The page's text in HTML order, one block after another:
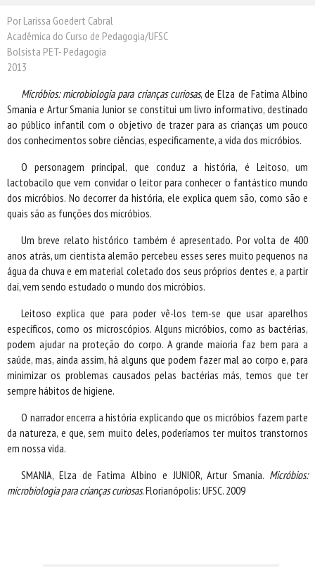
Por Larissa Goedert Cabral
Acadêmica do Curso de Pedagogia/UFSC
Bolsista PET- Pedagogia
2013
Micróbios: microbiologia para crianças curiosas, de Elza de Fatima Albino
Smania e Artur Smania Junior se constitui um livro informativo, destinado
ao público infantil com o objetivo de trazer para as crianças um pouco
dos conhecimentos sobre ciências, especificamente, a vida dos micróbios.
O personagem principal, que conduz a história, é Leitoso, um
lactobacilo que vem convidar o leitor para conhecer o fantástico mundo
dos micróbios. No decorrer da história, ele explica quem são, como são e
quais são as funções dos micróbios.
Um breve relato histórico também é apresentado. Por volta de 400
anos atrás, um cientista alemão percebeu esses seres muito pequenos na
água da chuva e em material coletado dos seus próprios dentes e, a partir
daí, vem sendo estudado o mundo dos micróbios.
Leitoso explica que para poder vê-los tem-se que usar aparelhos
específicos, como os microscópios. Alguns micróbios, como as bactérias,
podem ajudar na proteção do corpo. A grande maioria faz bem para a
saúde, mas, ainda assim, há alguns que podem fazer mal ao corpo e, para
minimizar os problemas causados pelas bactérias más, temos que ter
sempre hábitos de higiene.
O narrador encerra a história explicando que os micróbios fazem parte
da natureza, e que, sem muito deles, poderíamos ter muitos transtornos
em nossa vida.
SMANIA, Elza de Fatima Albino e JUNIOR, Artur Smania. Micróbios:
microbiologia para crianças curiosas. Florianópolis: UFSC. 2009